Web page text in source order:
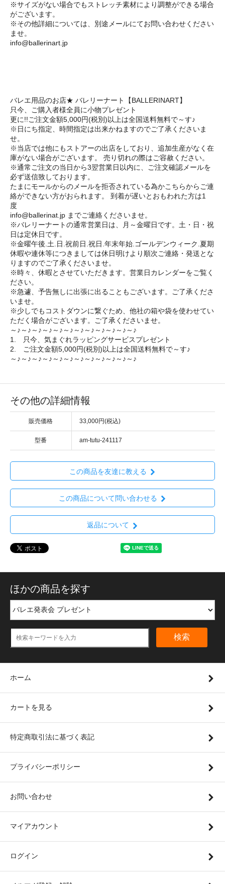
※サイズがない場合でもストレッチ素材により調整ができる場合
がございます。
※その他詳細については、別途メールにてお問い合わせください
ませ。
info@ballerinart.jp
バレエ用品のお店★ バレリーナート【BALLERINART】
只今、ご購入者様全員に小物プレゼント
更に!!ご注文金額5,000円(税別)以上は全国送料無料で～す♪
※日にち指定、時間指定は出来かねますのでご了承くださいま
せ。
※当店では他にもストアーの出店をしており、追加生産がなく在
庫がない場合がございます。 売り切れの際はご容赦ください。
※通常ご注文の当日から3翌営業日以内に、ご注文確認メールを
必ず送信致しております。
たまにモールからのメールを拒否されている為かこちらからご連
絡ができない方がおられます。 到着が遅いとおもわれた方は1
度
info@ballerinat.jp までご連絡くださいませ。
※バレリーナートの通常営業日は、月～金曜日です。土・日・祝
日は定休日です。
※金曜午後.土.日.祝前日.祝日.年末年始.ゴールデンウィーク.夏期
休暇や連休等につきましては休日明けより順次ご連絡・発送とな
りますのでご了承くださいませ。
※時々、休暇とさせていただきます。営業日カレンダーをご覧く
ださい。
※急遽、予告無しに出張に出ることもございます。ご了承くださ
いませ。
※少しでもコストダウンに繋ぐため、他社の箱や袋を使わせてい
ただく場合がございます。ご了承くださいませ。
～♪～♪～♪～♪～♪～♪～♪～♪～♪～♪～♪～♪
1. 只今、気まぐれラッピングサービスプレゼント
2. ご注文金額5,000円(税別)以上は全国送料無料で～す♪
～♪～♪～♪～♪～♪～♪～♪～♪～♪～♪～♪～♪
その他の詳細情報
販売価格 33,000円(税込)
型番 am-tutu-241117
この商品を友達に教える
この商品について問い合わせる
返品について
ほかの商品を探す
検索
ホーム
カートを見る
特定商取引法に基づく表記
プライバシーポリシー
お問い合わせ
マイアカウント
ログイン